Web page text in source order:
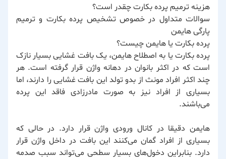
هزینه ترمیم پرده بکارت چقدر است؟
سوالات متداول در خصوص تشخیص پرده بکارت و ترمیم
پارگی هایمن
پرده بکارت یا هایمن چیست؟
پرده بکارت یا به اصطلاح هایمن، یک بافت غشایی بسیار نازک
است که در اکثر بانوان در دهانه واژن قرار گرفته است. هر
چند اکثر افراد مونث از بدو تولد این بافت غشایی را دارند، اما
بسیاری از افراد نیز به صورت مادرزادی فاقد این پرده
می‌باشند.
هایمن دقیقا در کانال ورودی واژن قرار دارد. در حالی که
بسیاری از افراد گمان می‌کنند این بافت در داخل واژن قرار
دارد. بنابراین دخول‌های بسیار سطحی می‌تواند سبب صدمه